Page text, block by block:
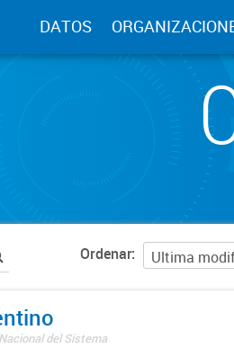
DATOS
Ordenar
del Sistema